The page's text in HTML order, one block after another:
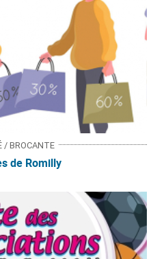
/ BROCANTE
de Romilly